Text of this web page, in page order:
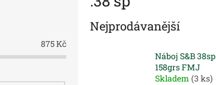
875Kč
Nejprodávanější
Náboj S&B 38sp
158grs FMJ
Skladem (3 ks)